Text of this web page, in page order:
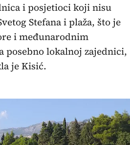
i posjetioci koji nisu
Stefana i plaža, što je
i međunarodnim
posebno lokalnoj zajednici,
je Kisić.